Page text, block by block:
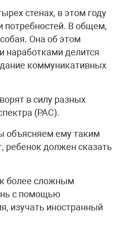
стенах, в этом году
потребностей. В общем,
Она об этом
наработками делится
коммуникативных
в силу разных
(РАС).
объясняем ему таким
ребенок должен сказать
более сложным
с помощью
изучать иностранный